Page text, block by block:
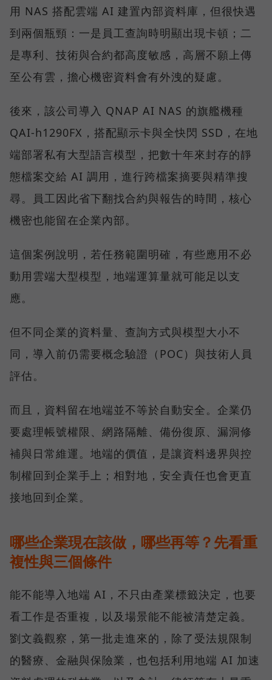
用 NAS 搭配雲端 AI 建置內部資料庫，但很快遇
到兩個瓶頸：一是員工查詢時明顯出現卡頓；二
是專利、技術與合約都高度敏感，高層不願上傳
至公有雲，擔心機密資料會有外洩的疑慮。
後來，該公司導入 QNAP AI NAS 的旗艦機種
QAI-h1290FX，搭配顯示卡與全快閃 SSD，在地
端部署私有大型語言模型，把數十年來封存的靜
態檔案交給 AI 調用，進行跨檔案摘要與精準搜
尋。員工因此省下翻找合約與報告的時間，核心
機密也能留在企業內部。
這個案例說明，若任務範圍明確，有些應用不必
動用雲端大型模型，地端運算量就可能足以支
應。
但不同企業的資料量、查詢方式與模型大小不
同，導入前仍需要概念驗證（POC）與技術人員
評估。
而且，資料留在地端並不等於自動安全。企業仍
要處理帳號權限、網路隔離、備份復原、漏洞修
補與日常維運。地端的價值，是讓資料邊界與控
制權回到企業手上；相對地，安全責任也會更直
接地回到企業。
哪些企業現在該做，哪些再等？先看重
複性與三個條件
能不能導入地端 AI，不只由產業標籤決定，也要
看工作是否重複，以及場景能不能被清楚定義。
劉文義觀察，第一批走進來的，除了受法規限制
的醫療、金融與保險業，也包括利用地端 AI 加速